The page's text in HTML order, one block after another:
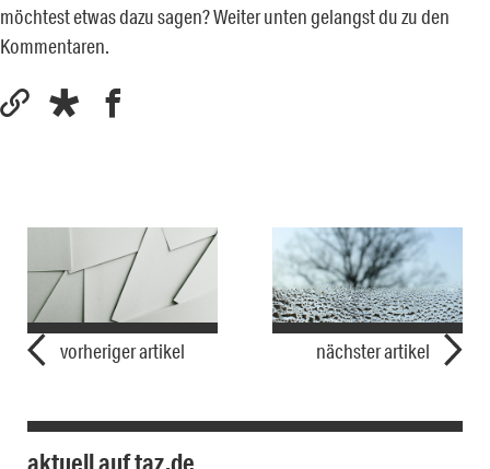
möchtest etwas dazu sagen? Weiter unten gelangst du zu den
Kommentaren.
vorheriger artikel nächster artikel
aktuell auf taz.de